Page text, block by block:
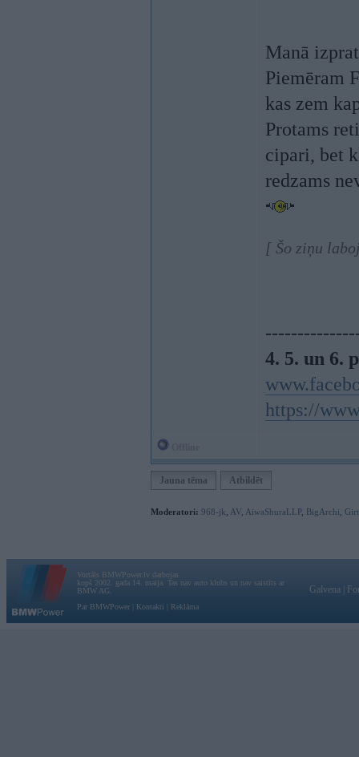
Manā
Piemēram
kas zem
Protams
cipari, bet
redzams
[ Šo ziņu
4. 5. un 6.
https://
Jauna tēma Atbildēt
Moderatori: 968-jk AV AiwaShuraLLP, BigArchi
Vortāls BMWPower.lv darbojas
kopš 2002. gada 14. maija. Tas nav auto klubs un nav saistīts ar
BMW AG.
Par BMWPower
Kontakti Reklāma
Galvena